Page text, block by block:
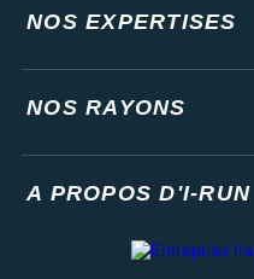
NOS EXPERTISES
NOS RAYONS
A PROPOS D'I-RUN